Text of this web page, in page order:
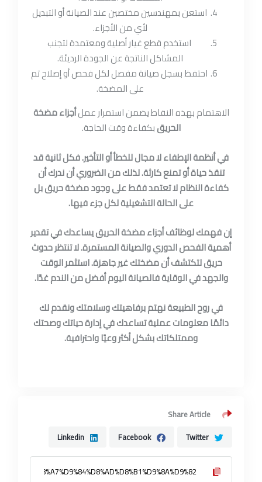
استعن بمهندسين مختصين عند الصيانة أو التبديل
لأي من الأجزاء.
استخدم قطع غيار أصلية ومعتمدة لتجنب
المشاكل الناتجة عن الجودة الرديئة.
احتفظ بسجل صيانة مفصل لكل فحص أو إصلاح تم
على المضخة.
الاهتمام بهذه النقاط يضمن استمرار عملأجزاء مضخة
الحريقبكفاءة وقت الحاجة.
في أنظمة الإطفاء لا مجال للخطأ أو التأخير. فكل ثانية قد
تنقذ حياة أو تمنع كارثة. لذلك من الضروري أن ندرك أن
كفاءة النظام لا تعتمد فقط على وجود مضخة حريق بل
على الحالة التشغيلية لكل جزء فيها.
إن فهمك لوظائف أجزاء مضخة الحريق يساعدك في تقدير
أهمية الفحص الدوري والصيانة المستمرة. لا تنتظر حدوث
حريق لتكتشف أن مضختك غير جاهزة. استثمر الوقت
والجهد في الوقاية فالصيانة اليوم أفضل من الندم غدًا.
في روح الطبيعة نهتم برفاهيتك وسلامتك ونقدم لك
دائمًا معلومات عملية تساعدك في إدارة حياتك وصحتك
وممتلكاتك بشكل أكثر وعيًا واحترافية.
Share Article
Twitter
Facebook
Linkedin